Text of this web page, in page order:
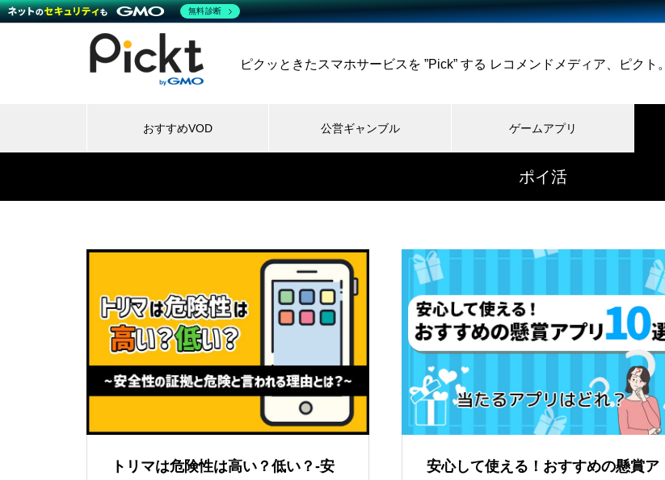
ピクッときたスマホサービスを ”Pick” する レコメンドメディア、ピクト。
おすすめVOD 公営ギャンブル ゲームアプリ
ポイ活
トリマは危険性は高い？低い？-安
安心して使える！おすすめの懸賞ア
無料診断